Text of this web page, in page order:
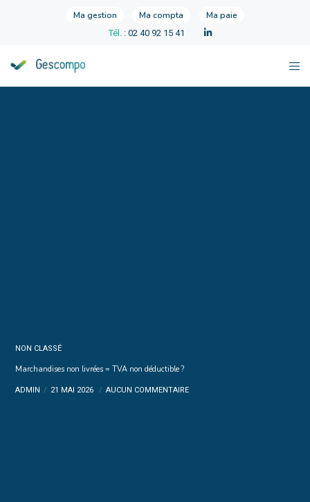
Ma gestion Ma compta Ma paie
Tél. : 02 40 92 15 41
NON CLASSÉ
Marchandises non livrées = TVA non déductible ?
ADMIN 21 MAI 2026 AUCUN COMMENTAIRE